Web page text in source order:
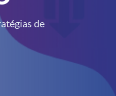
de